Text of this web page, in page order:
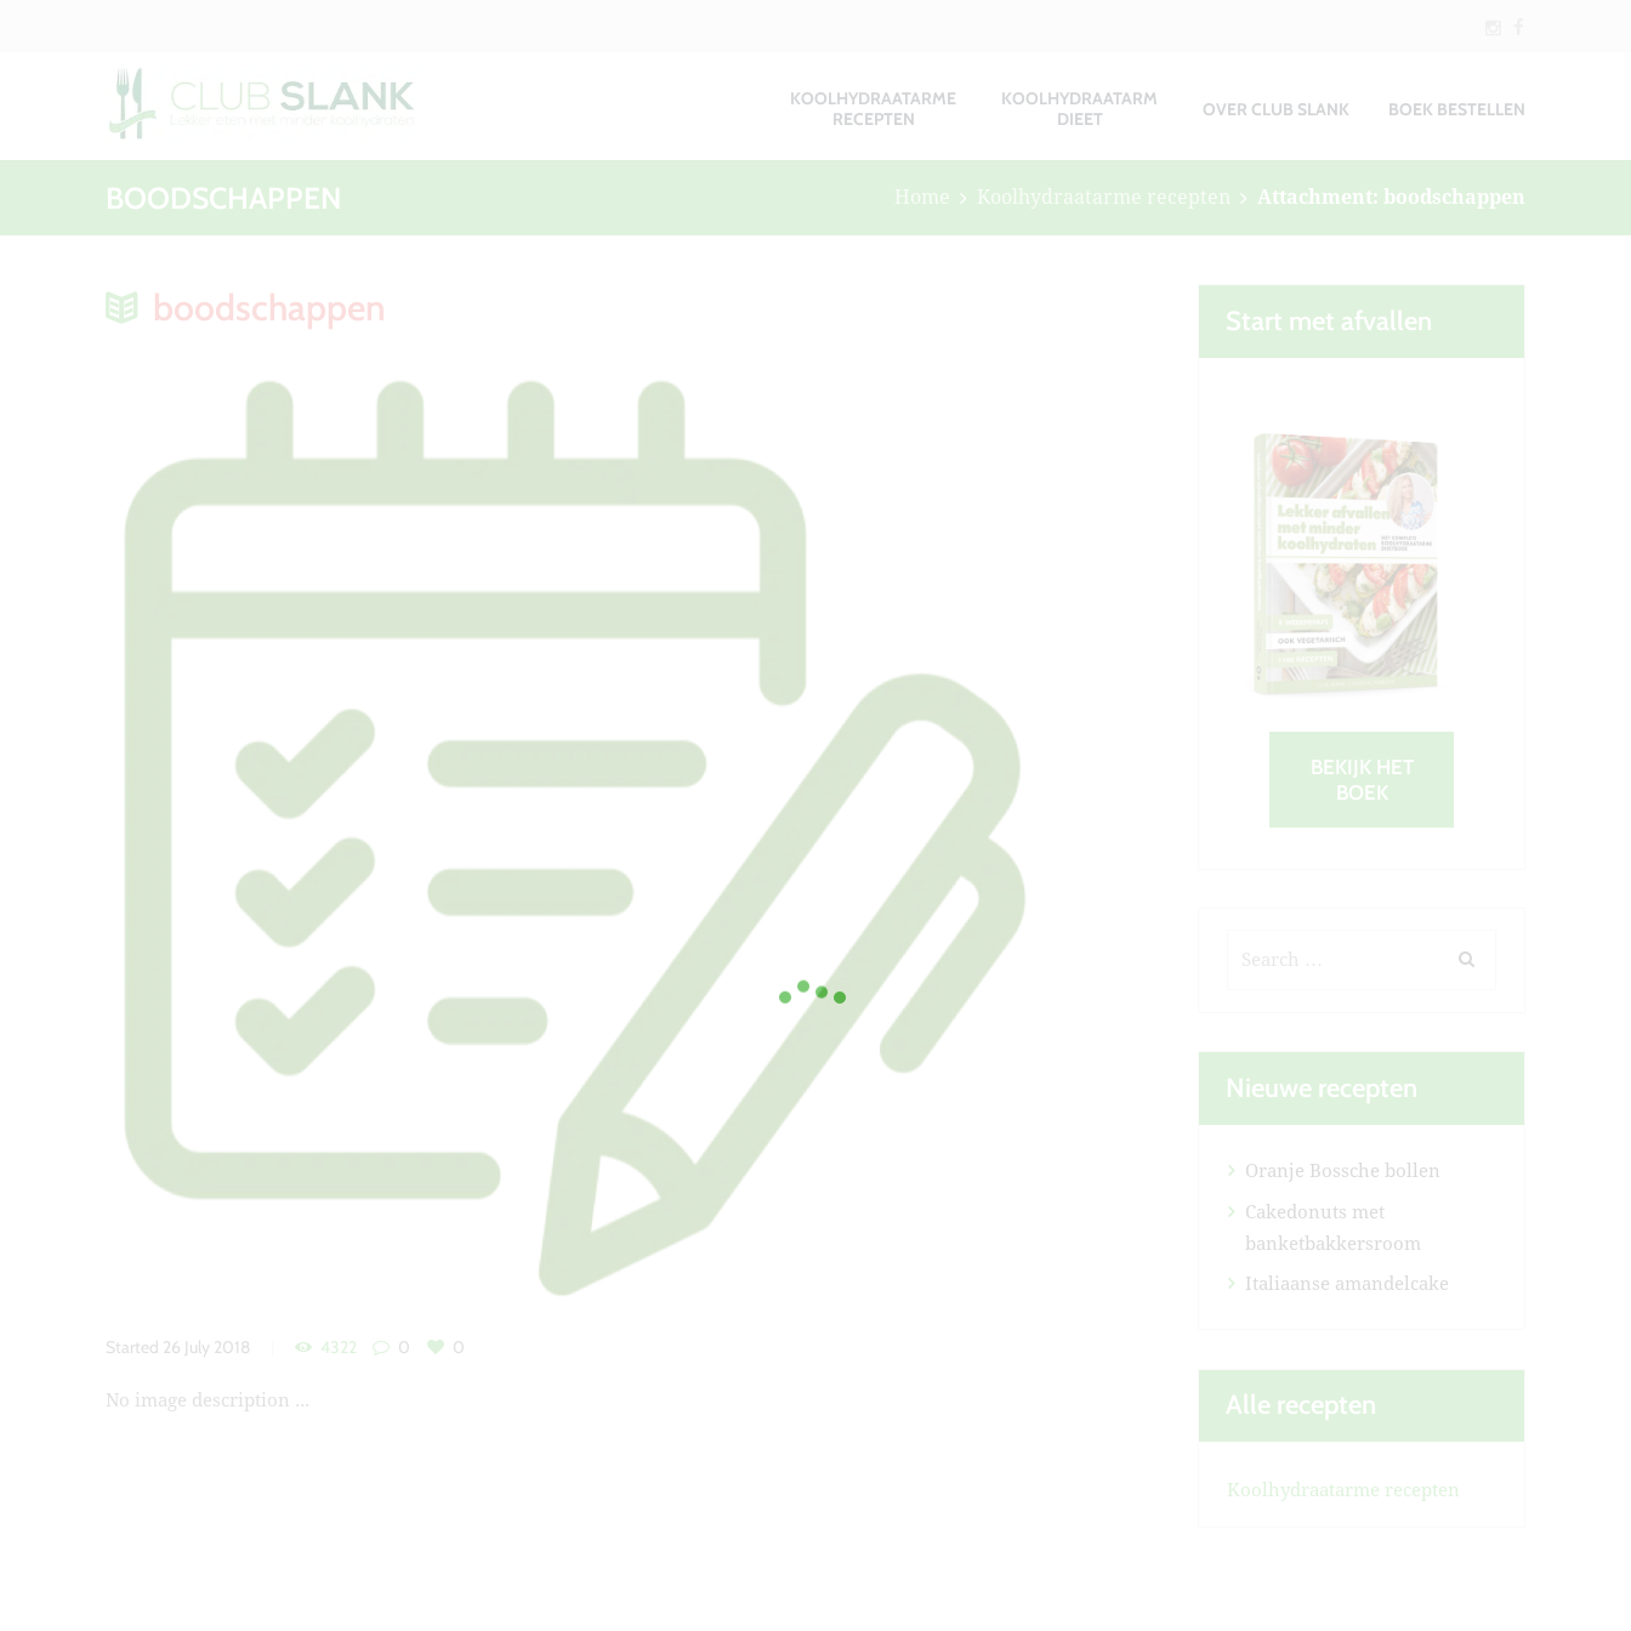
KOOLHYDRAATARME
RECEPTEN
KOOLHYDRAATARM
DIEET
OVER CLUB SLANK BOEK BESTELLEN
BOODSCHAPPEN Home Koolhydraatarme recepten Attachment: boodschappen
boodschappen
Next item
Started 26 July 2018 4322 0 0
No image description ...
Start met afvallen
BEKIJK HET
BOEK
Nieuwe recepten
Oranje Bossche bollen
Cakedonuts met
banketbakkersroom
Italiaanse amandelcake
Alle recepten
Koolhydraatarme recepten